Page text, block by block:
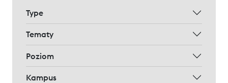
Type
Tematy
Poziom
Kampus